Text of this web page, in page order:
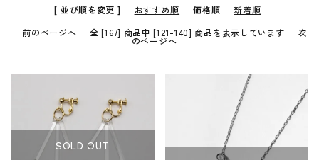
インフォメーション
お知らせ
特定商取引法について
お問い合わせ
[ 並び順を変更 ] - おすすめ順 -価格順 -新着順
前のページへ
全 [167] 商品中 [121-140] 商品を表示しています 次
のページへ
SOLD OUT